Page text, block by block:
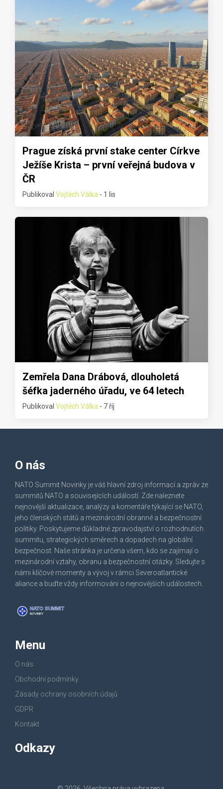
Prague získá první stake center Církve
Ježíše Krista – první veřejná budova v
ČR
Publikoval Vojtěch Válka - 1 lis
Zemřela Dana Drábová, dlouholetá
šéfka jaderného úřadu, ve 64 letech
Publikoval Vojtěch Válka - 7 říj
O nás
NATO Summit Novinky je váš hlavní zdroj informací a zpráv ze
summitů NATO a souvisejících událostí. Zde naleznete
nejnovější aktualizace, analýzy a komentáře týkající se NATO,
jeho členských států a mezinárodní obranné a bezpečnostní
politiky. Poskytujeme důkladné zpravodajství o rozhodnutích
summitu, strategických směrech a dopadech na globální
bezpečnost. Naše stránka je určena všem, kdo se zajímají o
mezinárodní vztahy, obranu a bezpečnostní otázky. Sledujte s
námi klíčové momenty a vývoj v rámci Severoatlantické
aliance a buďte vždy informováni o nejnovějších událostech.
Menu
O nás
Obchodní podmínky
Zásady ochrany osobních údajů
GDPR
Kontakt
Odkazy